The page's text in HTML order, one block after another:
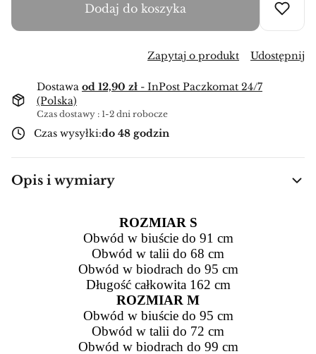
Dodaj do koszyka
Zapytaj o produkt Udostępnij
Dostawa od 12,90 zł - InPost Paczkomat 24/7
(Polska)
Czas dostawy : 1-2 dni robocze
Czas wysyłki:do 48 godzin
Opis i wymiary
ROZMIAR S
Obwód w biuście do 91 cm
Obwód w talii do 68 cm
Obwód w biodrach do 95 cm
Długość całkowita 162 cm
ROZMIAR M
Obwód w biuście do 95 cm
Obwód w talii do 72 cm
Obwód w biodrach do 99 cm